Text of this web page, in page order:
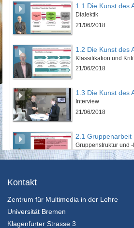
1.1 Die Kunst des
Dialektik
21/06/2018
1.2 Die Kunst des
Klassifikation und
21/06/2018
1.3 Die Kunst des
Interview
21/06/2018
2.1 Gruppenarbeit
Gruppenstruktur und
21/06/2018
21/06/2018
Kontakt
Zentrum für Multimedia in der Lehre
Universität Bremen
Klagenfurter Strasse 3